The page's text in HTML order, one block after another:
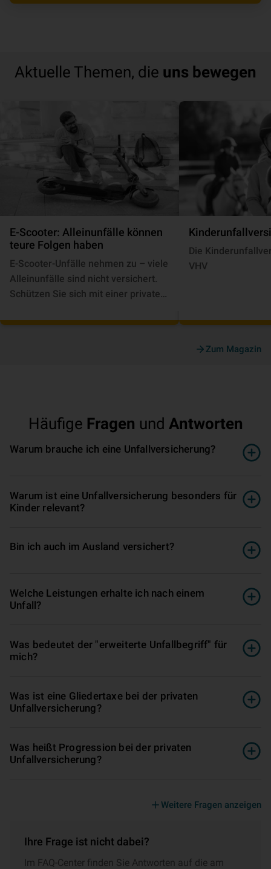
Aktuelle Themen, die uns bewegen
E-Scooter: Alleinunfälle können
teure Folgen haben
E-Scooter-Unfälle nehmen zu – viele
Alleinunfälle sind nicht versichert.
Schützen Sie sich mit einer privaten
informieren!
Die
VHV
Zum Magazin
Häufige Fragen und Antworten
Warum brauche ich eine Un­fall­ver­si­che­rung?
Warum ist eine Un­fall­ver­si­che­rung besonders für
Kinder relevant?
Bin ich auch im Ausland versichert?
Welche Leistungen erhalte ich nach einem
Unfall?
Was bedeutet der "erweiterte Unfallbegriff" für
mich?
Was ist eine Gliedertaxe bei der privaten
Unfallversicherung?
Was heißt Progression bei der privaten
Unfallversicherung?
Weitere Fragen anzeigen
Ihre Frage ist nicht dabei?
Im FAQ-Center finden Sie Antworten auf die am